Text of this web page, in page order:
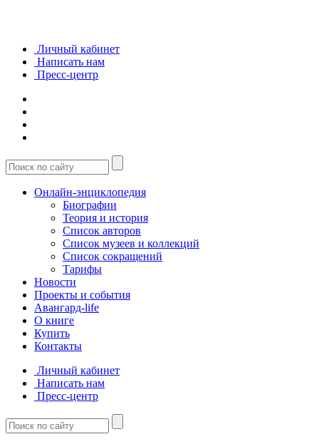
Личный кабинет
Написать нам
Пресс-центр
Онлайн-энциклопедия
Биографии
Теория и история
Список авторов
Список музеев и коллекций
Список сокращений
Тарифы
Новости
Проекты и события
Авангард-life
О книге
Купить
Контакты
Личный кабинет
Написать нам
Пресс-центр